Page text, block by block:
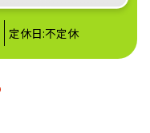
定休日:不定休